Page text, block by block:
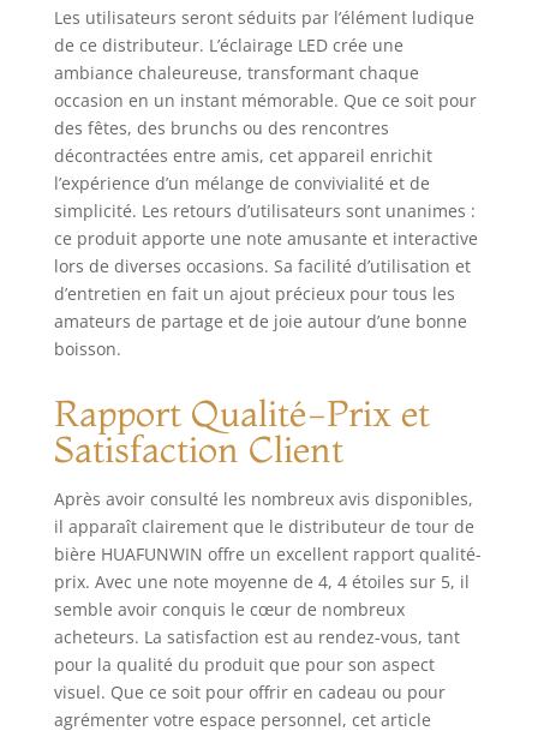
support du
distributeur de
liqueur sont
fabriqués à partir
de matériau PC
robuste qui est
super durable, ne
se fissure pas ou
ne se casse pas
facilement. Il peut
être largement
utilisé pour la
bière, le vin, les
Tour de bière
polyvalente : le
distributeur de
bière avec tube à
glace pour pub
fera un
complément
parfait à votre bar
au bar, restaurant,
fêtes, pubs,
maison, café,
événements ou
réunions en plein
Les utilisateurs seront séduits par l’élément ludique
de ce distributeur. L’éclairage LED crée une
ambiance chaleureuse, transformant chaque
occasion en un instant mémorable. Que ce soit pour
des fêtes, des brunchs ou des rencontres
décontractées entre amis, cet appareil enrichit
l’expérience d’un mélange de convivialité et de
simplicité. Les retours d’utilisateurs sont unanimes :
ce produit apporte une note amusante et interactive
lors de diverses occasions. Sa facilité d’utilisation et
d’entretien en fait un ajout précieux pour tous les
amateurs de partage et de joie autour d’une bonne
boisson.
Rapport Qualité-Prix et
Satisfaction Client
Après avoir consulté les nombreux avis disponibles,
il apparaît clairement que le distributeur de tour de
bière HUAFUNWIN offre un excellent rapport qualité-
prix. Avec une note moyenne de 4, 4 étoiles sur 5, il
semble avoir conquis le cœur de nombreux
acheteurs. La satisfaction est au rendez-vous, tant
pour la qualité du produit que pour son aspect
visuel. Que ce soit pour offrir en cadeau ou pour
agrémenter votre espace personnel, cet article